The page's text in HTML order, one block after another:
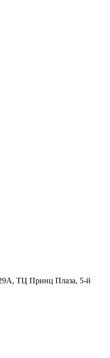
ТЦ Принц Плаза, 5-й